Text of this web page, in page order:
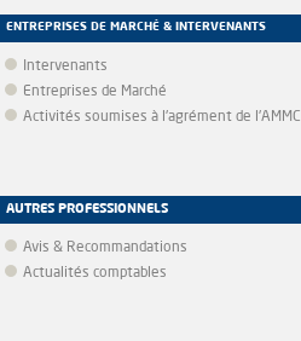
ENTREPRISES DE MARCHÉ & INTERVENANTS
Intervenants
Entreprises de Marché
Activités soumises à l'agrément de l'AMMC
AUTRES PROFESSIONNELS
Avis & Recommandations
Actualités comptables